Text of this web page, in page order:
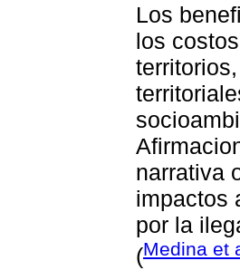
Los
los
narrativa
impactos
por la
(Medina et